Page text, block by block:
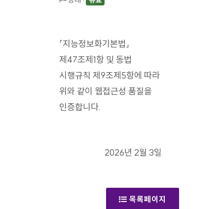
「지능정보화기본법」
제47조제1항 및 동법
시행규칙 제9조제5항에 따라
위와 같이 웹접근성 품질을
인증합니다.
2026년 2월 3일
목록페이지